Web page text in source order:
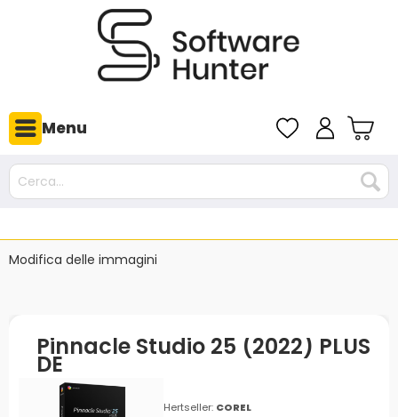
Menu
Modifica delle immagini
Pinnacle Studio 25 (2022) PLUS
DE
Hertseller: COREL